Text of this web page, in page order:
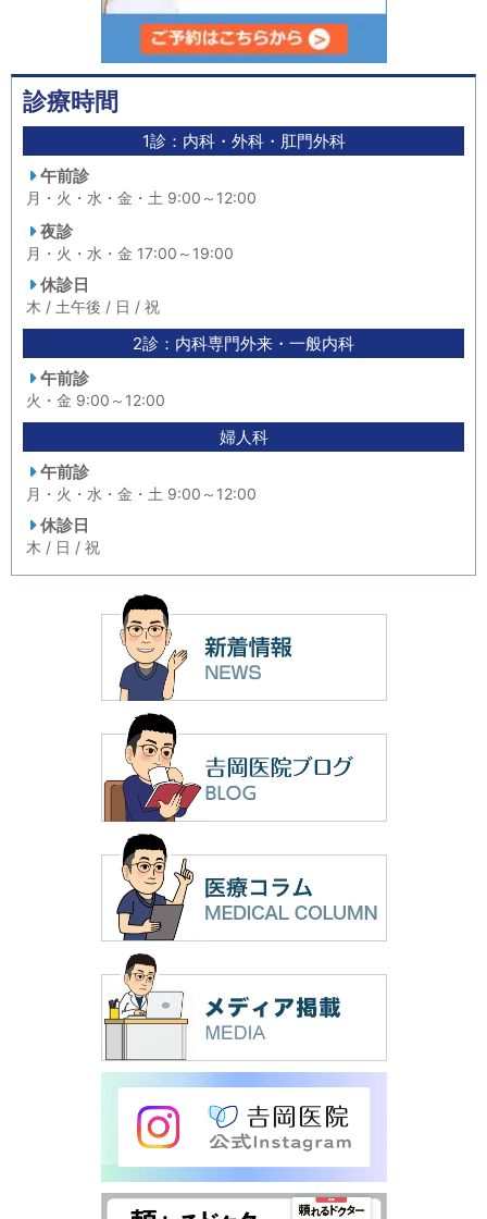
診療時間
1診：内科・外科・肛門外科
午前診
月・火・水・金・土 9:00～12:00
夜診
月・火・水・金 17:00～19:00
休診日
木 / 土午後 / 日 / 祝
2診：内科専門外来・一般内科
午前診
火・金 9:00～12:00
婦人科
午前診
月・火・水・金・土 9:00～12:00
休診日
木 / 日 / 祝